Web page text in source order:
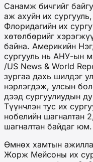
Санамж бичгийг
аж ахуйн их
Флоридагийн их
хөтөлбөрийг
байна. Америкийн
сургууль нь АНУ-ын
/US News & World
зургаа дахь шилдэг
нэрлэгдэж, улсын
дээд сургуулиудын
Түүнчлэн тус их
нобелийн шагналтан
шагналтан байдаг юм.
Өмнөх хамтын
Жорж Мейсоны их